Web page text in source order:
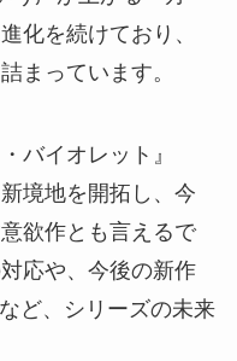
化を続けており、
まっています。
バイオレット』
境地を開拓し、今
欲作とも言えるで
応や、今後の新作
ど、シリーズの未来